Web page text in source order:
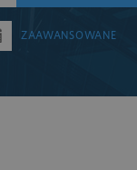
ZAAWANSOWANE